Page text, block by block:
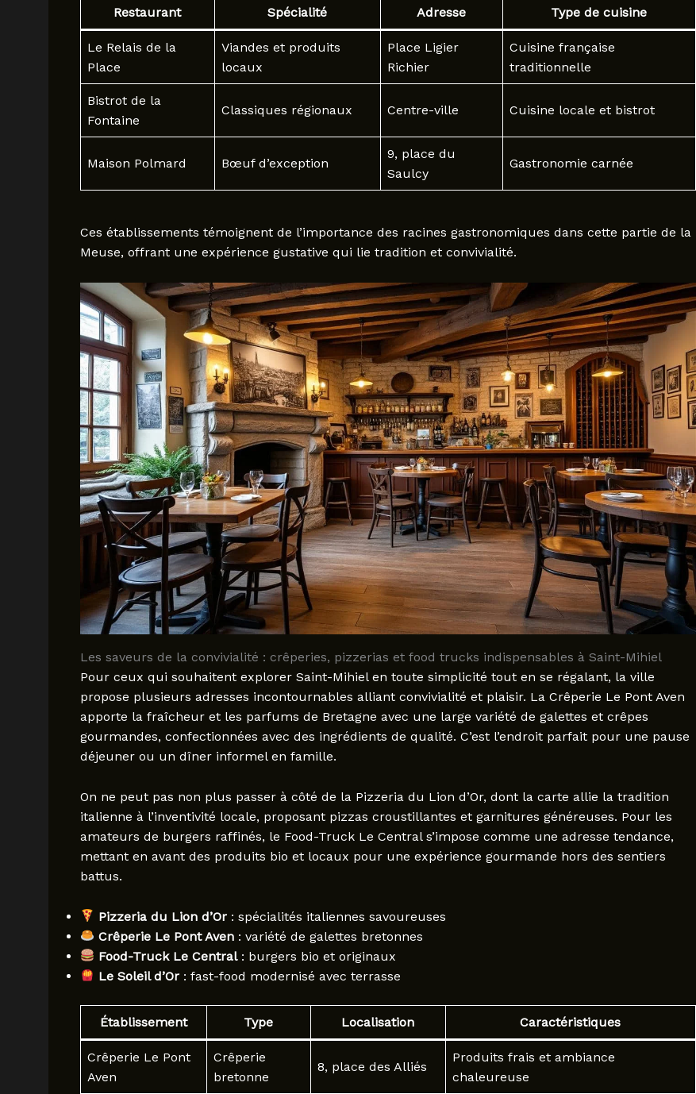
Restaurant Spécialité Adresse Type de cuisine
Le Relais de la
Place
Viandes et produits
locaux
Place Ligier
Richier
Cuisine française
traditionnelle
Bistrot de la
Fontaine
Classiques régionaux Centre-ville Cuisine locale et bistrot
Maison Polmard Bœuf d’exception
9, place du
Saulcy
Gastronomie carnée
Ces établissements témoignent de l’importance des racines gastronomiques dans cette partie de la
Meuse, offrant une expérience gustative qui lie tradition et convivialité.
Les saveurs de la convivialité : crêperies, pizzerias et food trucks indispensables à Saint-Mihiel
Pour ceux qui souhaitent explorer Saint-Mihiel en toute simplicité tout en se régalant, la ville
propose plusieurs adresses incontournables alliant convivialité et plaisir. La Crêperie Le Pont Aven
apporte la fraîcheur et les parfums de Bretagne avec une large variété de galettes et crêpes
gourmandes, confectionnées avec des ingrédients de qualité. C’est l’endroit parfait pour une pause
déjeuner ou un dîner informel en famille.
On ne peut pas non plus passer à côté de la Pizzeria du Lion d’Or, dont la carte allie la tradition
italienne à l’inventivité locale, proposant pizzas croustillantes et garnitures généreuses. Pour les
amateurs de burgers raffinés, le Food-Truck Le Central s’impose comme une adresse tendance,
mettant en avant des produits bio et locaux pour une expérience gourmande hors des sentiers
battus.
Pizzeria du Lion d’Or: spécialités italiennes savoureuses
Crêperie Le Pont Aven: variété de galettes bretonnes
Food-Truck Le Central: burgers bio et originaux
Le Soleil d’Or: fast-food modernisé avec terrasse
Établissement Type Localisation Caractéristiques
Crêperie Le Pont
Aven
Crêperie
bretonne
8, place des Alliés
Produits frais et ambiance
chaleureuse